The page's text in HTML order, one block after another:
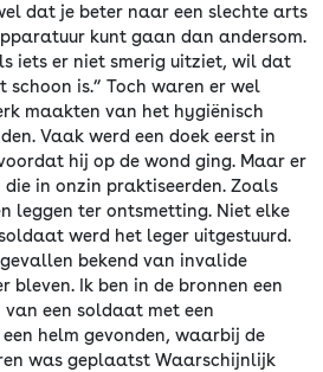
dat je beter naar een slechte arts
kunt gaan dan andersom.
iets er niet smerig uitziet, wil dat
schoon is.” Toch waren er wel
maakten van het hygiënisch
Vaak werd een doek eerst in
hij op de wond ging. Maar er
in onzin praktiseerden. Zoals
leggen ter ontsmetting. Niet elke
werd het leger uitgestuurd.
bekend van invalide
bleven. Ik ben in de bronnen een
een soldaat met een
helm gevonden, waarbij de
was geplaatst Waarschijnlijk